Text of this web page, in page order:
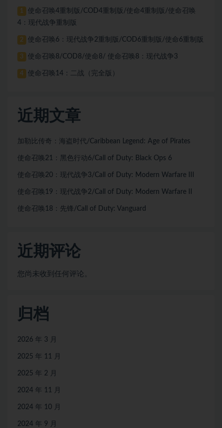
1
使命召唤4重制版/COD4重制版/使命4重制版/使命召唤
4：现代战争重制版
2 使命召唤6：现代战争2重制版/COD6重制版/使命6重制版
3 使命召唤8/COD8/使命8/ 使命召唤8：现代战争3
4 使命召唤14：二战（完全版）
近期文章
加勒比传奇：海盗时代/Caribbean Legend: Age of Pirates
使命召唤21：黑色行动6/Call of Duty: Black Ops 6
使命召唤20：现代战争3/Call of Duty: Modern Warfare III
使命召唤19：现代战争2/Call of Duty: Modern Warfare II
使命召唤18：先锋/Call of Duty: Vanguard
近期评论
您尚未收到任何评论。
归档
2026 年 3 月
2025 年 11 月
2025 年 2 月
2024 年 11 月
2024 年 10 月
2024 年 9 月